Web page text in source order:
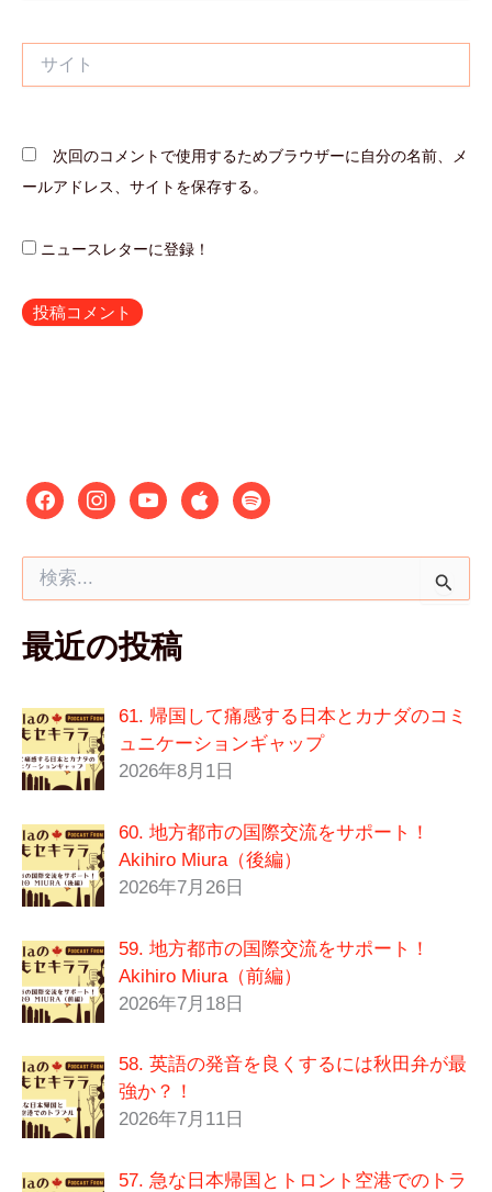
次回のコメントで使用するためブラウザーに自分の名前、メ
ールアドレス、サイトを保存する。
ニュースレターに登録！
索
象
最近の投稿
61. 帰国して痛感する日本とカナダのコミ
ュニケーションギャップ
2026年8月1日
60. 地方都市の国際交流をサポート！
Akihiro Miura（後編）
2026年7月26日
59. 地方都市の国際交流をサポート！
Akihiro Miura（前編）
2026年7月18日
58. 英語の発音を良くするには秋田弁が最
強か？！
2026年7月11日
57. 急な日本帰国とトロント空港でのトラ